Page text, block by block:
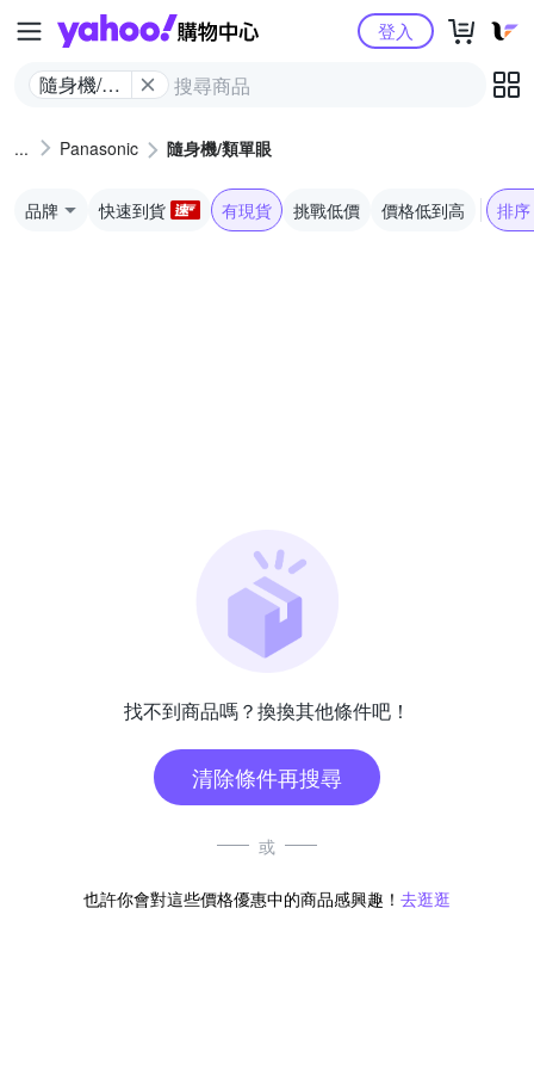
Yahoo購物中心
隨身機/類
登入
Panasonic 隨身機/類單眼
品牌 快速到貨 有現貨 挑戰低價 價格低到高 排序
找不到商品嗎？換換其他條件吧！
清除條件再搜尋
或
也許你會對這些價格優惠中的商品感興趣！ 去逛逛